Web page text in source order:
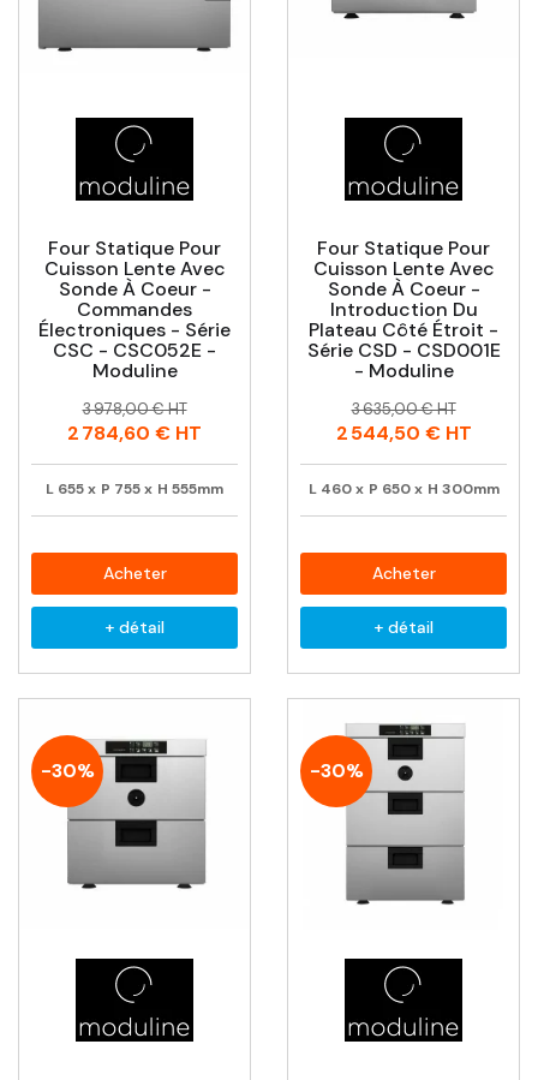
Four Statique Pour
Cuisson Lente Avec
Sonde À Coeur -
Commandes
Électroniques - Série
CSC - CSC052E -
Moduline
Prix
Prix
habituel
3 978,00 € HT
2 784,60 € HT
L 655x P 755x H 555mm
Acheter
+ détail
Four Statique Pour
Cuisson Lente Avec
Sonde À Coeur -
Introduction Du
Plateau Côté Étroit -
Série CSD - CSD001E
- Moduline
Prix
Prix
habituel
3 635,00 € HT
2 544,50 €HT
L 460 x P 650 x H 300mm
Acheter
+ détail
-30% -30%